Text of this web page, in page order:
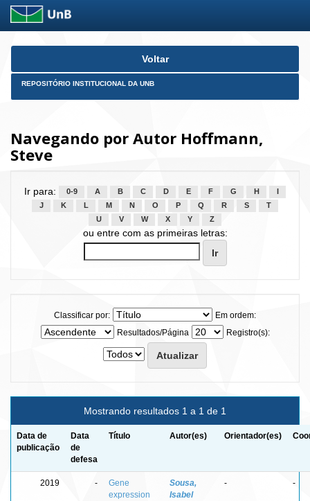
Skip
Voltar
REPOSITÓRIO INSTITUCIONAL DA UNB
Navegando por Autor Hoffmann,
Steve
Ir para: 0-9 A B C D E F G H
J
K L M N O P Q R S
T
U
V W X Y Z
ou entre com as primeiras letras:
Classificar por:
Em ordem:
Resultados/Página
Registro(s):
Mostrando resultados 1 a 1 de 1
Data de
publicação
Data
de
defesa
Título Autor(es) Orientador(es)
2019 -
Gene
expression
Sousa,
Isabel
- -